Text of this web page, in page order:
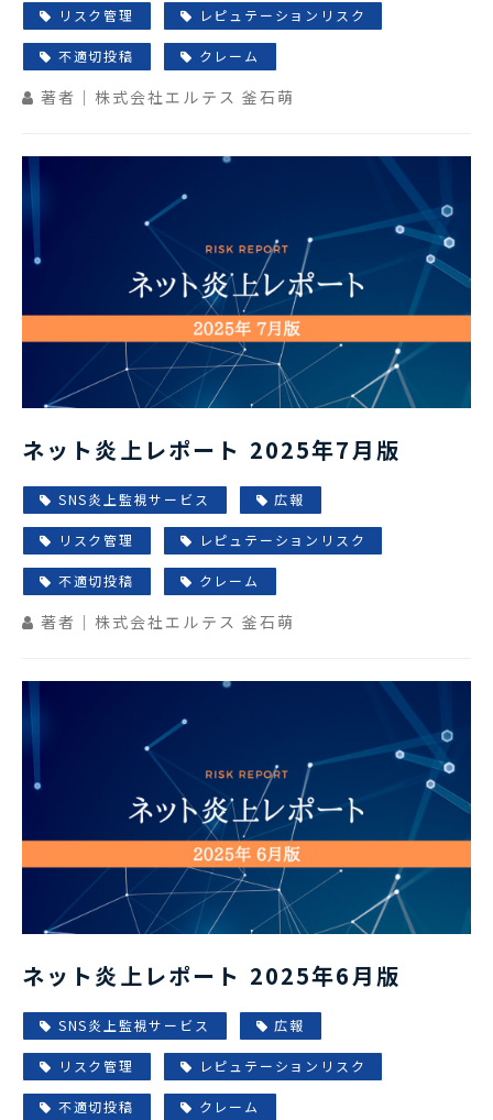
リスク管理 レピュテーションリスク
不適切投稿 クレーム
著者｜株式会社エルテス 釜石萌
ネット炎上レポート 2025年7月版
SNS炎上監視サービス 広報
リスク管理 レピュテーションリスク
不適切投稿 クレーム
著者｜株式会社エルテス 釜石萌
ネット炎上レポート 2025年6月版
SNS炎上監視サービス 広報
リスク管理 レピュテーションリスク
不適切投稿 クレーム